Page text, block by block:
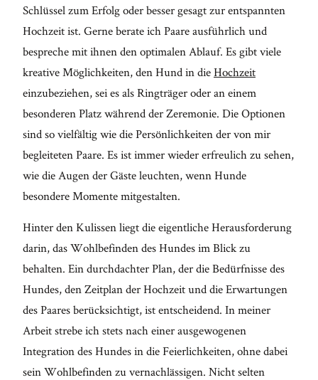
Schlüssel zum Erfolg oder besser gesagt zur entspannten
Hochzeit ist. Gerne berate ich Paare ausführlich und
bespreche mit ihnen den optimalen Ablauf. Es gibt viele
kreative Möglichkeiten, den Hund in dieHochzeit
einzubeziehen, sei es als Ringträger oder an einem
besonderen Platz während der Zeremonie. Die Optionen
sind so vielfältig wie die Persönlichkeiten der von mir
begleiteten Paare. Es ist immer wieder erfreulich zu sehen,
wie die Augen der Gäste leuchten, wenn Hunde
besondere Momente mitgestalten.
Hinter den Kulissen liegt die eigentliche Herausforderung
darin, das Wohlbefinden des Hundes im Blick zu
behalten. Ein durchdachter Plan, der die Bedürfnisse des
Hundes, den Zeitplan der Hochzeit und die Erwartungen
des Paares berücksichtigt, ist entscheidend. In meiner
Arbeit strebe ich stets nach einer ausgewogenen
Integration des Hundes in die Feierlichkeiten, ohne dabei
sein Wohlbefinden zu vernachlässigen. Nicht selten